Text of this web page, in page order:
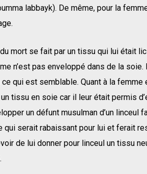
labbayk). De même, pour la
mort se fait par un tissu qui lui était
n’est pas enveloppé dans de la
qui est semblable. Quant à la femme
tissu en soie car il leur était permis
un défunt musulman d’un linceul
qui serait rabaissant pour lui et ferait
de lui donner pour linceul un tissu